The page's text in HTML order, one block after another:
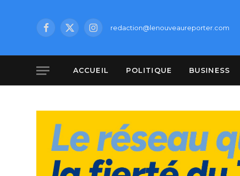
Facebook
X
Instagramredaction@lenouveaureporter.com
ACCUEIL POLITIQUE BUSINESS